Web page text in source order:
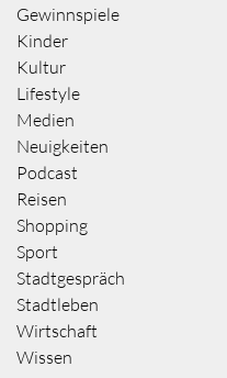
Gewinnspiele
Kinder
Kultur
Lifestyle
Medien
Neuigkeiten
Podcast
Reisen
Shopping
Sport
Stadtgespräch
Stadtleben
Wirtschaft
Wissen